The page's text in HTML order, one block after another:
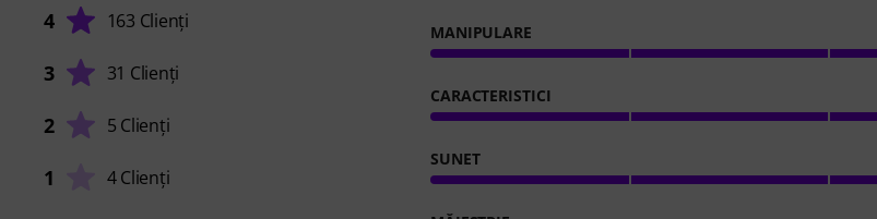
4 163 Clienți
3 31 Clienți
2 5 Clienți
1 4 Clienți
MANIPULARE
CARACTERISTICI
SUNET